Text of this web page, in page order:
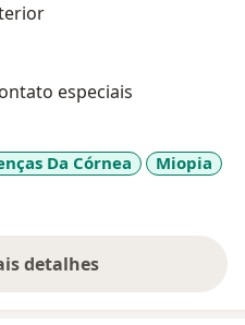
especiais
Da Córnea
Miopia
detalhes
sobre a experiência